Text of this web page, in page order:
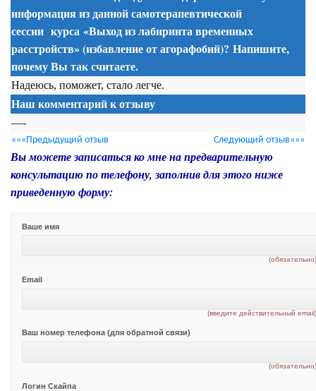
информация из даннойсамотерапевтической
сессии курса «Выход из лабиринта временных
расстройств» (избавление от агорафобий)? Напишите,
почему Вы так считаете.
Надеюсь, поможет, стало легче.
Наш комментарий к отзыву
—-
«««Предыдущий отзыв Следующий отзыв»»»
Вы можете записаться ко мне на предварительную
консультацию по телефону, заполнив для этого ниже
приведенную форму:
Ваше имя
Email
(введите действительный
Ваш номер телефона (для обратной связи)
Логин Скайпа